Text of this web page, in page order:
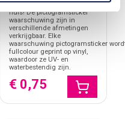
bedrijf of
huis! De pictogramsticker
waarschuwing zijn in
verschillende afmetingen
verkrijgbaar. Elke
waarschuwing pictogramsticker
fullcolour geprint op vinyl,
waardoor ze UV- en
waterbestendig zijn.
€ 0,75